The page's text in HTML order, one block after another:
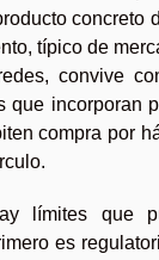
concreto
típico de
convive
que incorporan
compra por
límites que
es